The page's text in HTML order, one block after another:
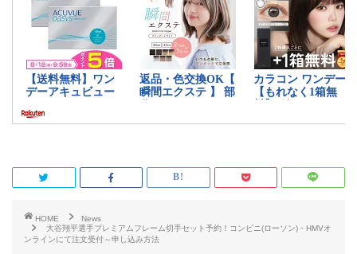
HOME
News
大谷翔平選手プレミアムフレーム切手セット予約！コンビニ(ローソン)・HMVオ
ンラインにて注文受付～申し込み方法